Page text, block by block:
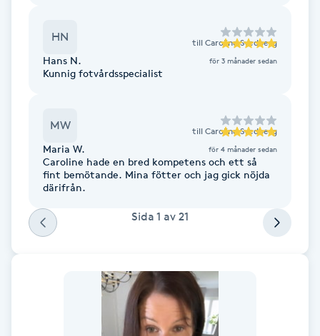
Damklippning
Diamantslipning
Enzympeeling
Extensions
Extensions borttagning
Eyeliner-tatuering
HN till Caroline Svedberg
Hans N. för 3 månader sedan
Kunnig fotvårdsspecialist
MW till Caroline Svedberg
Maria W. för 4 månader sedan
Caroline hade en bred kompetens och ett så
fint bemötande. Mina fötter och jag gick nöjda
därifrån.
Sida 1 av 21